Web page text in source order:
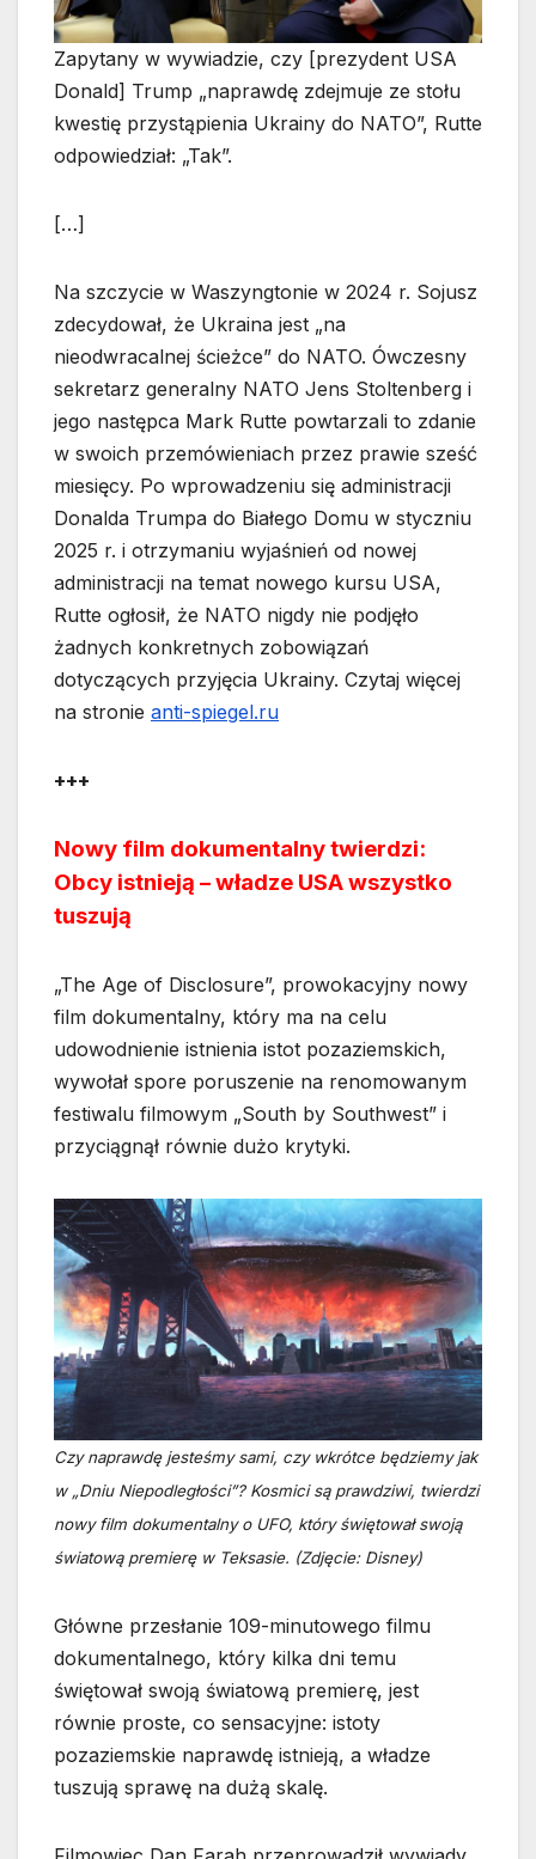
Zapytany w wywiadzie, czy [prezydent USA
Donald] Trump „naprawdę zdejmuje ze stołu
kwestię przystąpienia Ukrainy do NATO”, Rutte
odpowiedział: „Tak”.
[…]
Na szczycie w Waszyngtonie w 2024 r. Sojusz
zdecydował, że Ukraina jest „na
nieodwracalnej ścieżce” do NATO. Ówczesny
sekretarz generalny NATO Jens Stoltenberg i
jego następca Mark Rutte powtarzali to zdanie
w swoich przemówieniach przez prawie sześć
miesięcy. Po wprowadzeniu się administracji
Donalda Trumpa do Białego Domu w styczniu
2025 r. i otrzymaniu wyjaśnień od nowej
administracji na temat nowego kursu USA,
Rutte ogłosił, że NATO nigdy nie podjęło
żadnych konkretnych zobowiązań
dotyczących przyjęcia Ukrainy. Czytaj więcej
na stronie anti-spiegel.ru
+++
Nowy film dokumentalny twierdzi:
Obcy istnieją – władze USA wszystko
tuszują
„The Age of Disclosure”, prowokacyjny nowy
film dokumentalny, który ma na celu
udowodnienie istnienia istot pozaziemskich,
wywołał spore poruszenie na renomowanym
festiwalu filmowym „South by Southwest” i
przyciągnął równie dużo krytyki.
Czy naprawdę jesteśmy sami, czy wkrótce będziemy jak
w „Dniu Niepodległości”? Kosmici są prawdziwi, twierdzi
nowy film dokumentalny o UFO, który świętował swoją
światową premierę w Teksasie. (Zdjęcie: Disney)
Główne przesłanie 109-minutowego filmu
dokumentalnego, który kilka dni temu
świętował swoją światową premierę, jest
równie proste, co sensacyjne: istoty
pozaziemskie naprawdę istnieją, a władze
tuszują sprawę na dużą skalę.